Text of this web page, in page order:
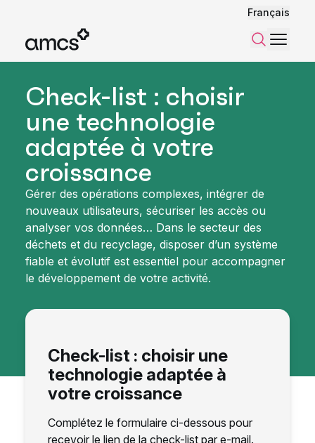
Français
Menu
Check-list : choisir
une technologie
adaptée à votre
croissance
Gérer des opérations complexes, intégrer de
nouveaux utilisateurs, sécuriser les accès ou
analyser vos données… Dans le secteur des
déchets et du recyclage, disposer d’un système
fiable et évolutif est essentiel pour accompagner
le développement de votre activité.